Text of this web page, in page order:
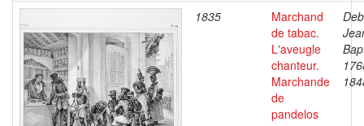
1835
Marchand
de tabac.
L'aveugle
chanteur.
Marchande
de
pandelos